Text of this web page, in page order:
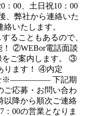
：00、土日祝10：00
弊社から連絡いた
いたします。
ることもあるので、
！ ②WEBor電話面談
をご案内します。 ③
ります！ ④内定
※――――― 下記期
ご応募・お問い合わ
以降から順次ご連絡
00の営業となりま